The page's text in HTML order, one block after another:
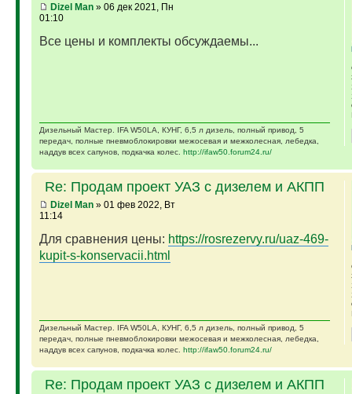
Dizel Man» 06 дек 2021, Пн
01:10
Все цены и комплекты обсуждаемы...
Дизельный Мастер. IFA W50LA, КУНГ, 6,5 л дизель, полный привод, 5
передач, полные пневмоблокировки межосевая и межколесная, лебедка,
наддув всех сапунов, подкачка колес. http://ifaw50.forum24.ru/
Re: Продам проект УАЗ с дизелем и АКПП
Dizel Man» 01 фев 2022, Вт
11:14
Для сравнения цены: https://rosrezervy.ru/uaz-469-
kupit-s-konservacii.html
Дизельный Мастер. IFA W50LA, КУНГ, 6,5 л дизель, полный привод, 5
передач, полные пневмоблокировки межосевая и межколесная, лебедка,
наддув всех сапунов, подкачка колес. http://ifaw50.forum24.ru/
Re: Продам проект УАЗ с дизелем и АКПП